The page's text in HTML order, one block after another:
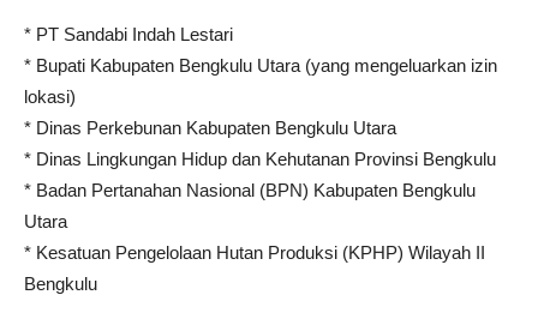
* PT Sandabi Indah Lestari
* Bupati Kabupaten Bengkulu Utara (yang mengeluarkan izin
lokasi)
* Dinas Perkebunan Kabupaten Bengkulu Utara
* Dinas Lingkungan Hidup dan Kehutanan Provinsi Bengkulu
* Badan Pertanahan Nasional (BPN) Kabupaten Bengkulu
Utara
* Kesatuan Pengelolaan Hutan Produksi (KPHP) Wilayah II
Bengkulu